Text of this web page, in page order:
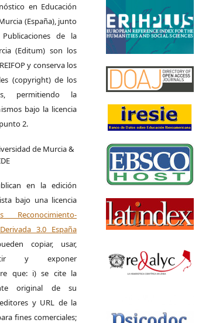
en Educación
(España), junto
de la
(Editum) son los
y conserva los
(copyright) de los
permitiendo la
bajo la licencia
2.
de Murcia &
en la edición
bajo una licencia
Reconocimiento-
3.0 España
copiar, usar,
y exponer
que: i) se cite la
original de su
y URL de la
fines comerciales;